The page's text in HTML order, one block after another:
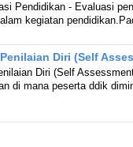
Pendidikan - Evaluasi
kegiatan
Diri (Self
Diri (Self
di mana peserta ddik